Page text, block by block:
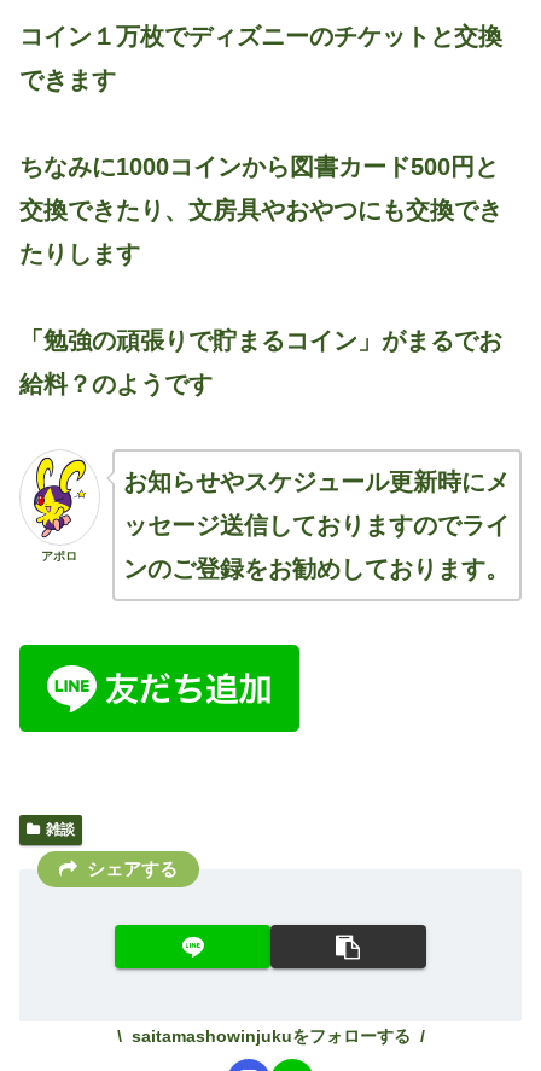
コイン１万枚でディズニーのチケットと交換
できます
ちなみに1000コインから図書カード500円と
交換できたり、文房具やおやつにも交換でき
たりします
「勉強の頑張りで貯まるコイン」がまるでお
給料？のようです
アポロ
お知らせやスケジュール更新時にメ
ッセージ送信しておりますのでライ
ンのご登録をお勧めしております。
雑談
シェアする
saitamashowinjukuをフォローする